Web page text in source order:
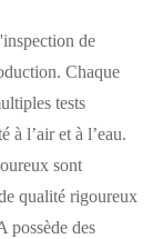
de
Chaque
tests
à l’air et à l’eau.
sont
qualité rigoureux
possède des